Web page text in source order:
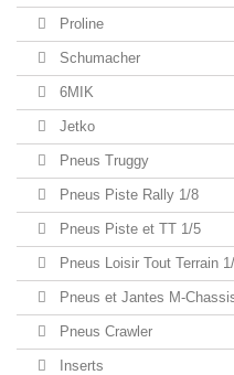
Proline
Schumacher
6MIK
Jetko
Pneus Truggy
Pneus Piste Rally 1/8
Pneus Piste et TT 1/5
Pneus Loisir Tout Terrain
Pneus et Jantes M-
Pneus Crawler
Inserts